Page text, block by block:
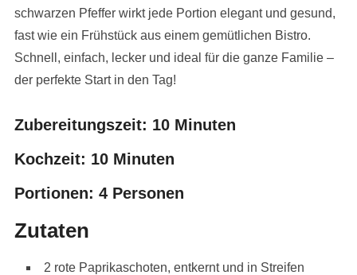
schwarzen Pfeffer wirkt jede Portion elegant und gesund,
fast wie ein Frühstück aus einem gemütlichen Bistro.
Schnell, einfach, lecker und ideal für die ganze Familie –
der perfekte Start in den Tag!
Zubereitungszeit: 10 Minuten
Kochzeit: 10 Minuten
Portionen: 4 Personen
Zutaten
2 rote Paprikaschoten, entkernt und in Streifen